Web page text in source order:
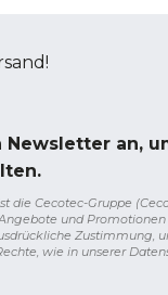
an,
die Cecotec-Gruppe
und
Zustimmung,
wie in unserer